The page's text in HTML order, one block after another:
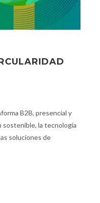
B2B, presencial y
sostenible, la tecnología
soluciones de